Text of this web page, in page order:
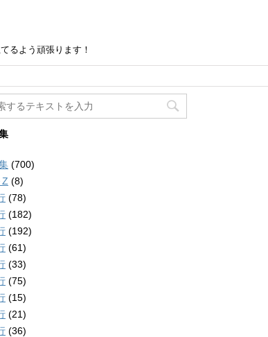
るよう頑張ります！
(700)
Z (8)
(78)
(182)
(192)
(61)
(33)
(75)
(15)
(21)
(36)